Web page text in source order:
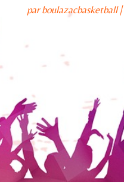
parboulazacbasketball